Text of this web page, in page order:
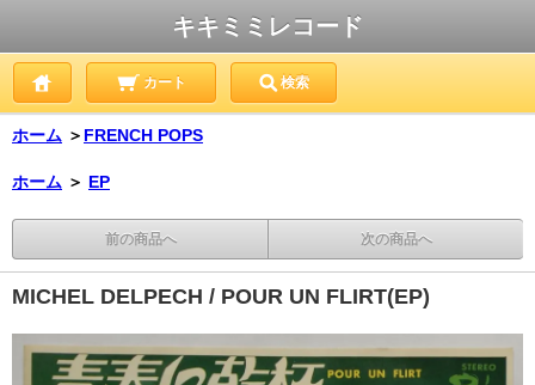
キキミミレコード
カート 検索
ホーム ＞ FRENCH POPS
ホーム ＞ EP
前の商品へ 次の商品へ
MICHEL DELPECH / POUR UN FLIRT(EP)